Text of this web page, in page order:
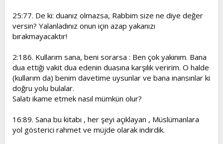
25:77. De ki: duanız olmazsa, Rabbim size ne diye değer
versin? Yalanladınız onun için azap yakanızı
bırakmayacaktır!
2:186. Kullarım sana, beni sorarsa : Ben çok yakınım. Bana
dua ettiği vakit dua edenin duasına karşılık veririm. O halde
(kullarım da) benim davetime uysunlar ve bana inansınlar ki
doğru yolu bulalar.
Salatı ikame etmek nasıl mümkün olur?
16:89. Sana bu kitabı , her şeyi açıklayan , Müslümanlara
yol gösterici rahmet ve müjde olarak indirdik.